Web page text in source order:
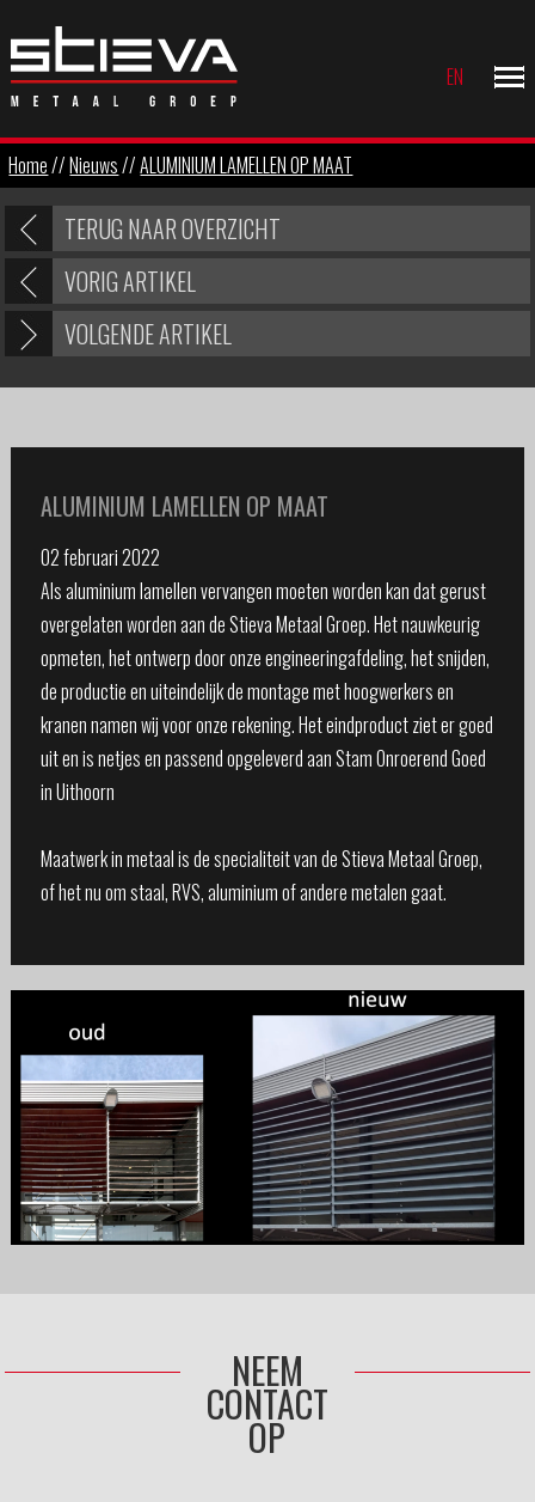
EN
Home//Nieuws//ALUMINIUM LAMELLEN OP MAAT
TERUG NAAR OVERZICHT
VORIG ARTIKEL
VOLGENDE ARTIKEL
ALUMINIUM LAMELLEN OP MAAT
02 februari 2022
Als aluminium lamellen vervangen moeten worden kan dat gerust
overgelaten worden aan de Stieva Metaal Groep. Het nauwkeurig
opmeten, het ontwerp door onze engineeringafdeling, het snijden,
de productie en uiteindelijk de montage met hoogwerkers en
kranen namen wij voor onze rekening. Het eindproduct ziet er goed
uit en is netjes en passend opgeleverd aan Stam Onroerend Goed
in Uithoorn
Maatwerk in metaal is de specialiteit van de Stieva Metaal Groep,
of het nu om staal, RVS, aluminium of andere metalen gaat.
NEEM
CONTACT
OP